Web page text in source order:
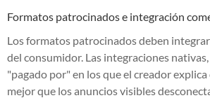
Formatos patrocinados e integración
Los formatos patrocinados deben
del consumidor. Las integraciones
"pagado por" en los que el creador
mejor que los anuncios visibles